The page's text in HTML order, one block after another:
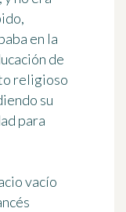
en la
de
religioso
su
para
vacío